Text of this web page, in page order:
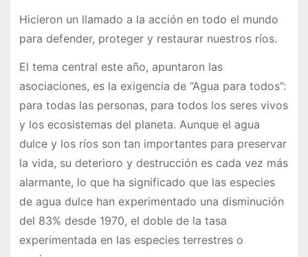
Hicieron un llamado a la acción en todo el mundo
para defender, proteger y restaurar nuestros ríos.
El tema central este año, apuntaron las
asociaciones, es la exigencia de “Agua para todos”:
para todas las personas, para todos los seres vivos
y los ecosistemas del planeta. Aunque el agua
dulce y los ríos son tan importantes para preservar
la vida, su deterioro y destrucción es cada vez más
alarmante, lo que ha significado que las especies
de agua dulce han experimentado una disminución
del 83% desde 1970, el doble de la tasa
experimentada en las especies terrestres o